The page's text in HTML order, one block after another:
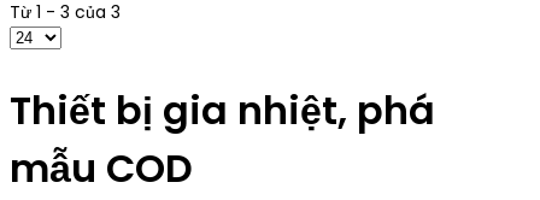
Từ 1 - 3 của 3
Thiết bị gia nhiệt, phá
mẫu COD